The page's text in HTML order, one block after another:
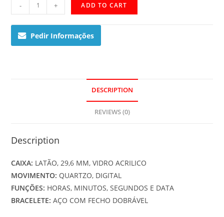
1141PA-
7BEF
quantity
- + ADD TO CART
Pedir Informações
DESCRIPTION
REVIEWS (0)
Description
CAIXA: LATÃO, 29,6 MM, VIDRO ACRILICO
MOVIMENTO: QUARTZO, DIGITAL
FUNÇÕES: HORAS, MINUTOS, SEGUNDOS E DATA
BRACELETE: AÇO COM FECHO DOBRÁVEL